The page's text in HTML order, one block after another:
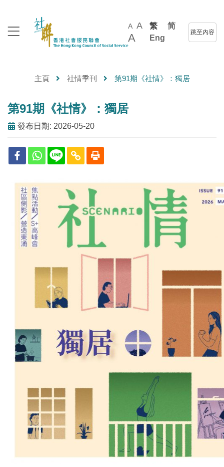
A A
A
繁
简
Eng
跳至內容
主頁 社情季刊 第91期《社情》：獨居
第91期《社情》：獨居
發布日期: 2026-05-20